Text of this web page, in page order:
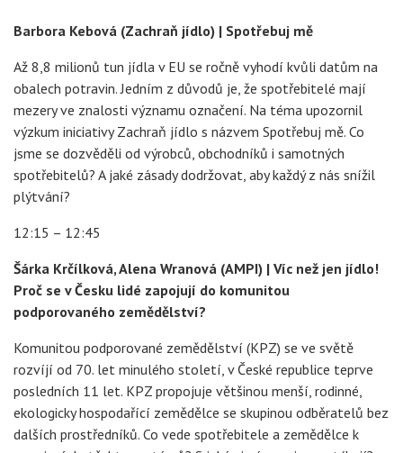
Barbora Kebová (Zachraň jídlo) | Spotřebuj mě
Až 8,8 milionů tun jídla v EU se ročně vyhodí kvůli datům na
obalech potravin. Jedním z důvodů je, že spotřebitelé mají
mezery ve znalosti významu označení. Na téma upozornil
výzkum iniciativy Zachraň jídlo s názvem Spotřebuj mě. Co
jsme se dozvěděli od výrobců, obchodníků i samotných
spotřebitelů? A jaké zásady dodržovat, aby každý z nás snížil
plýtvání?
12:15 – 12:45
Šárka Krčílková, Alena Wranová (AMPI) | Víc než jen jídlo!
Proč se v Česku lidé zapojují do komunitou
podporovaného zemědělství?
Komunitou podporované zemědělství (KPZ) se ve světě
rozvíjí od 70. let minulého století, v České republice teprve
posledních 11 let. KPZ propojuje většinou menší, rodinné,
ekologicky hospodařící zemědělce se skupinou odběratelů bez
dalších prostředníků. Co vede spotřebitele a zemědělce k